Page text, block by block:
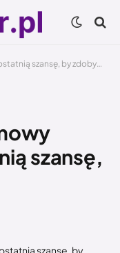
szansę, by zdobyć grę
szansę,